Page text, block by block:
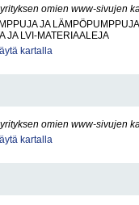
omien www-sivujen
JA LÄMPÖPUMPPUJA
JA LVI-MATERIAALEJA
kartalla
omien www-sivujen
kartalla